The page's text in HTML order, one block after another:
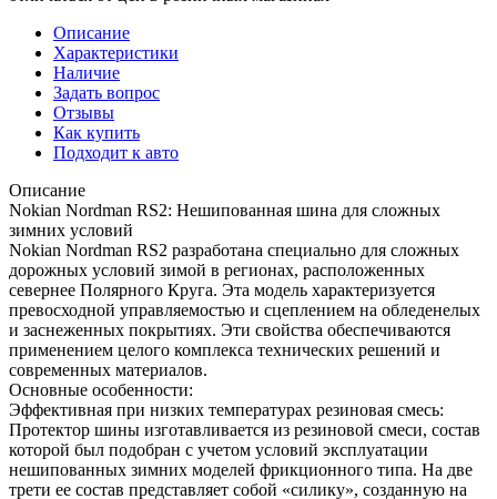
Описание
Характеристики
Наличие
Задать вопрос
Отзывы
Как купить
Подходит к авто
Описание
Nokian Nordman RS2: Нешипованная шина для сложных
зимних условий
Nokian Nordman RS2 разработана специально для сложных
дорожных условий зимой в регионах, расположенных
севернее Полярного Круга. Эта модель характеризуется
превосходной управляемостью и сцеплением на обледенелых
и заснеженных покрытиях. Эти свойства обеспечиваются
применением целого комплекса технических решений и
современных материалов.
Основные особенности:
Эффективная при низких температурах резиновая смесь:
Протектор шины изготавливается из резиновой смеси, состав
которой был подобран с учетом условий эксплуатации
нешипованных зимних моделей фрикционного типа. На две
трети ее состав представляет собой «силику», созданную на